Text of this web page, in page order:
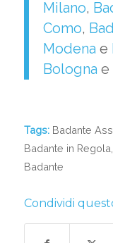
Milano,
Como,
Modena e
Bologna e
Tags: Badante
Badante in Regola
Badante
Condividi